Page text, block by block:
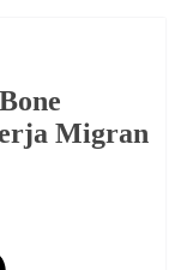
Migran